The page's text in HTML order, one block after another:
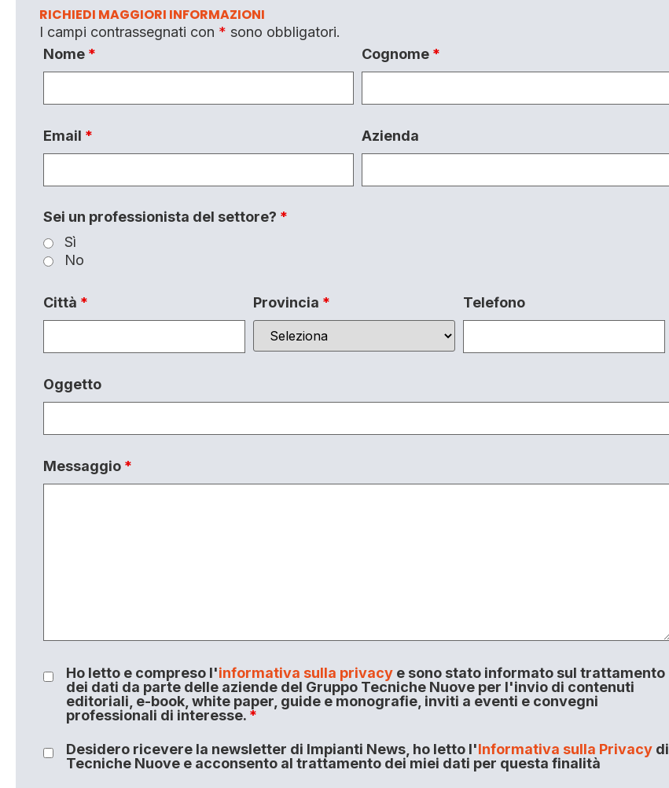
RICHIEDI MAGGIORI INFORMAZIONI
I campi contrassegnati con * sono obbligatori.
Nome * Cognome *
Email * Azienda
Sei un professionista del settore? *
Sì
No
Città * Provincia * Telefono
Oggetto
Messaggio *
Ho letto e compreso l'informativa sulla privacye sono stato informato sul trattamento
dei dati da parte delle aziende del Gruppo Tecniche Nuove per l'invio di contenuti
editoriali, e-book, white paper, guide e monografie, inviti a eventi e convegni
professionali di interesse. *
Desidero ricevere la newsletter di Impianti News, ho letto l'Informativa sulla Privacydi
Tecniche Nuove e acconsento al trattamento dei miei dati per questa finalità